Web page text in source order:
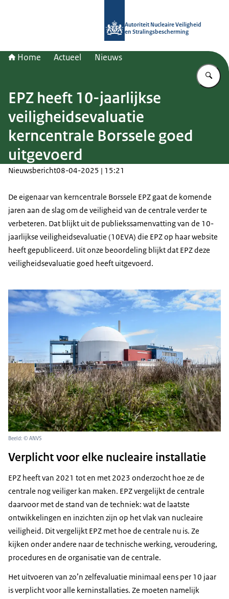
Autoriteit Nucleaire Veiligheid
en Stralingsbescherming
Home Actueel Nieuws
EPZ heeft 10-jaarlijkse
veiligheidsevaluatie
kerncentrale Borssele goed
uitgevoerd
Nieuwsbericht08-04-2025 | 15:21
De eigenaar van kerncentrale Borssele EPZ gaat de komende
jaren aan de slag om de veiligheid van de centrale verder te
verbeteren. Dat blijkt uit de publiekssamenvatting van de 10-
jaarlijkse veiligheidsevaluatie (10EVA) die EPZ op haar website
heeft gepubliceerd. Uit onze beoordeling blijkt dat EPZ deze
veiligheidsevaluatie goed heeft uitgevoerd.
Beeld: © ANVS
Verplicht voor elke nucleaire installatie
EPZ heeft van 2021 tot en met 2023 onderzocht hoe ze de
centrale nog veiliger kan maken. EPZ vergelijkt de centrale
daarvoor met de stand van de techniek: wat de laatste
ontwikkelingen en inzichten zijn op het vlak van nucleaire
veiligheid. Dit vergelijkt EPZ met hoe de centrale nu is. Ze
kijken onder andere naar de technische werking, veroudering,
procedures en de organisatie van de centrale.
Het uitvoeren van zo’n zelfevaluatie minimaal eens per 10 jaar
is verplicht voor alle kerninstallaties. Ze moeten namelijk